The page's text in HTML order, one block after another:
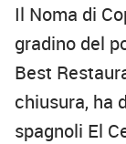
Il Noma di
gradino del
Best
chiusura, ha
spagnoli El